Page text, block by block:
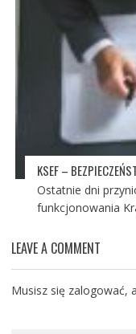
KSEF –
Ostatnie dni
funkcjonowania
LEAVE A COMMENT
Musisz się zalogować,